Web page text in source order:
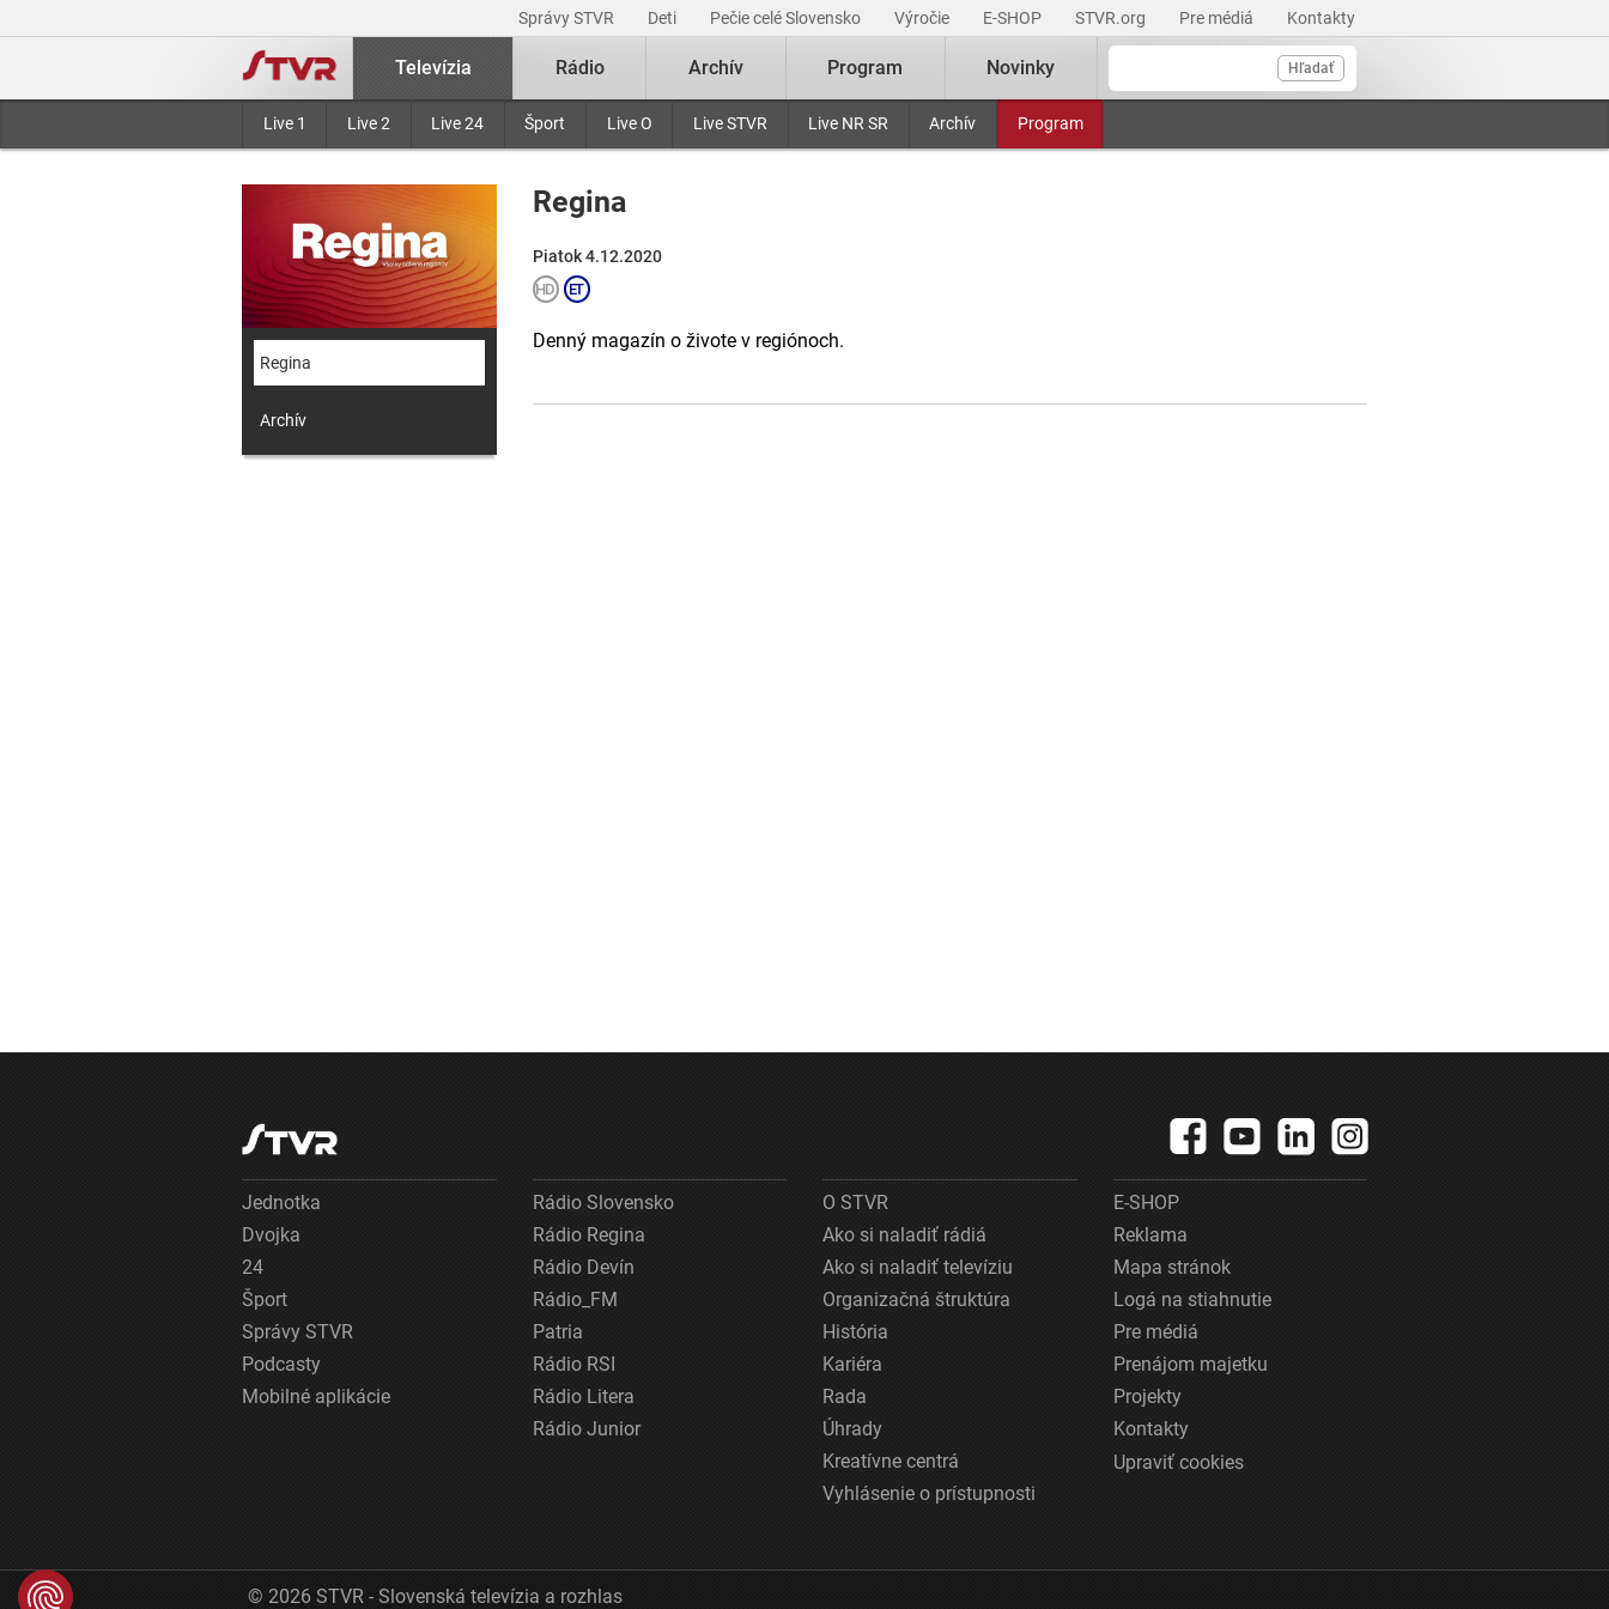
Správy STVR Deti Pečie celé Slovensko Výročie E-SHOP STVR.org Pre médiá Kontakty
Hľadať
Televízia
Live 1 Live 2 Live 24 Šport Live O Live STVR Live NR SR Archív Program
Rádio Archív Program Novinky
Regina
Archív
Regina
Piatok 4.12.2020
Denný magazín o živote v regiónoch.
Jednotka
Dvojka
24
Šport
Správy STVR
Podcasty
Mobilné aplikácie
Rádio Slovensko
Rádio Regina
Rádio Devín
Rádio_FM
Patria
Rádio RSI
Rádio Litera
Rádio Junior
O STVR
Ako si naladiť rádiá
Ako si naladiť televíziu
Organizačná štruktúra
História
Kariéra
Rada
Úhrady
Kreatívne centrá
Vyhlásenie o prístupnosti
E-SHOP
Reklama
Mapa stránok
Logá na stiahnutie
Pre médiá
Prenájom majetku
Projekty
Kontakty
Upraviť cookies
© 2026 STVR - Slovenská televízia a rozhlas